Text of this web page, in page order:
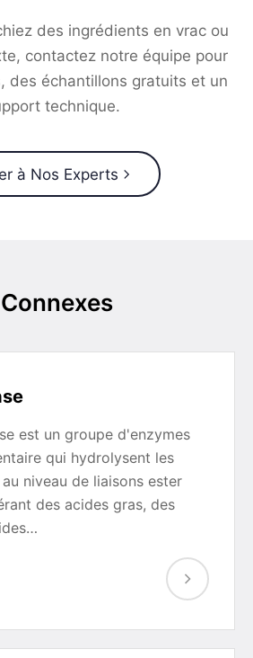
des ingrédients en vrac ou
contactez notre équipe pour
des échantillons gratuits et un
technique.
à Nos Experts
est un groupe d'enzymes
qui hydrolysent les
niveau de liaisons ester
des acides gras, des